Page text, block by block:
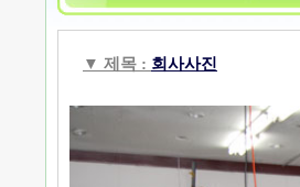
▼ 제목 : 회사사진